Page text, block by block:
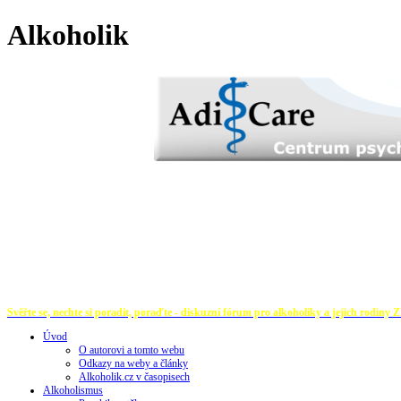
Alkoholik
Svěřte se, nechte si poradit, poraďte - diskuzní fórum pro alkoholiky a jejich rodiny
Úvod
O autorovi a tomto webu
Odkazy na weby a články
Alkoholik.cz v časopisech
Alkoholismus